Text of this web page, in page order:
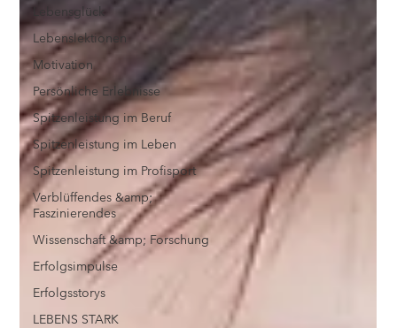
Lebensglück
Lebenslektionen
Motivation
Persönliche Erlebnisse
Spitzenleistung im Beruf
Spitzenleistung im Leben
Spitzenleistung im Profisport
Verblüffendes &amp;
Faszinierendes
Wissenschaft &amp; Forschung
Erfolgsimpulse
Erfolgsstorys
LEBENS STARK